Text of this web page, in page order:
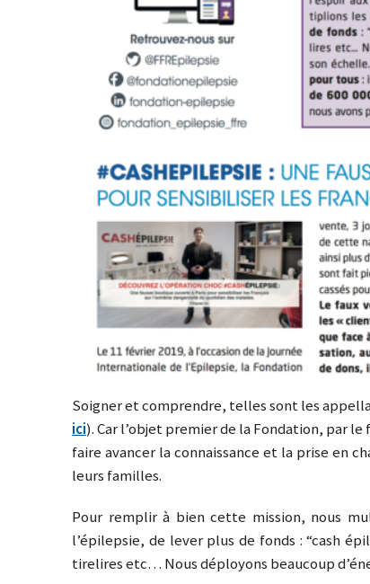
Soigner et comprendre, telles sont les
ici). Car l’objet premier de la Fondation, par
faire avancer la connaissance et la prise en
leurs familles.
Pour remplir à bien cette mission, nous
l’épilepsie, de lever plus de fonds : “cash
tirelires etc… Nous déployons beaucoup